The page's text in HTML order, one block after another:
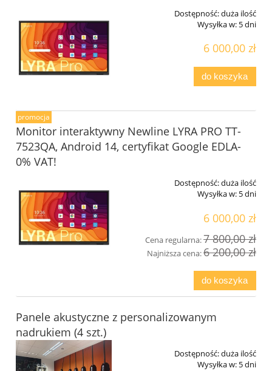
Dostępność:duża ilość
Wysyłka w: 5 dni
6 000,00 zł
do koszyka
Monitor interaktywny Newline LYRA PRO TT-
7523QA, Android 14, certyfikat Google EDLA-
0% VAT!
Dostępność:duża ilość
Wysyłka w: 5 dni
6 000,00 zł
Cena regularna:7 800,00 zł
Najniższa cena:6 200,00 zł
do koszyka
promocja
Panele akustyczne z personalizowanym
nadrukiem (4 szt.)
Dostępność:duża ilość
Wysyłka w: 5 dni